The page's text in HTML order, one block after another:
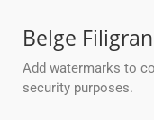
Belge
Add watermarks to
security purposes.